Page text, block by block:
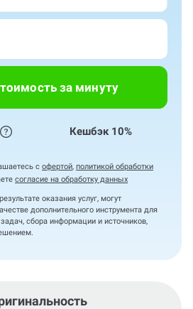
за минуту
Кешбэк 10%
с офертой, политикой обработки
согласие на обработку данных
оказания услуг, могут
дополнительного инструмента для
сбора информации и источников,